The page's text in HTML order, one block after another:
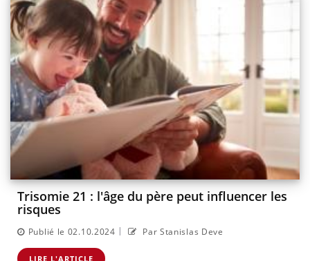
Trisomie 21 : l'âge du père peut influencer les
risques
Publié le 02.10.2024 | Par Stanislas Deve
LIRE L'ARTICLE